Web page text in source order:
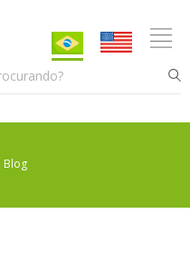
Blog